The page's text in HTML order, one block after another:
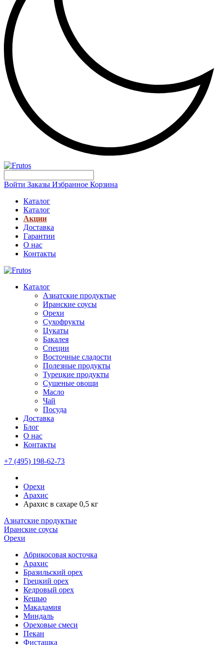
Войти Заказы Избранное Корзина
Каталог
Каталог
Акции
Доставка
Гарантии
О нас
Контакты
Каталог
Азиатские продуктые
Иранские соусы
Орехи
Сухофрукты
Цукаты
Бакалея
Специи
Восточные сладости
Полезные продукты
Турецкие продукты
Сушеные овощи
Масло
Чай
Посуда
Доставка
Блог
О нас
Контакты
+7 (495) 198-62-73
Орехи
Арахис
Арахис в сахаре 0,5 кг
Азиатские продуктые
Иранские соусы
Орехи
Абрикосовая косточка
Арахис
Бразильский орех
Грецкий орех
Кедровый орех
Кешью
Макадамия
Миндаль
Ореховые смеси
Пекан
Фисташка